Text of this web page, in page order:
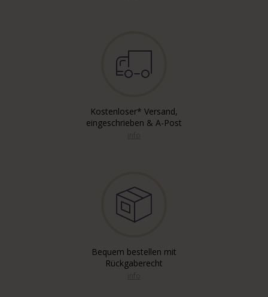
Kostenloser* Versand,
eingeschrieben & A-Post
Bequem bestellen mit
Rückgaberecht